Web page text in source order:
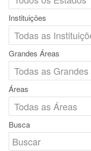
Instituições
Grandes Áreas
Áreas
Busca